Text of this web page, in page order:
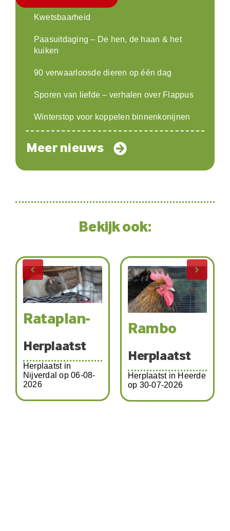
Kwetsbaarheid
Paasuitdaging – De hen, de haan & het
kuiken
90 verwaarloosde dieren op één dag
Sporen van liefde – verhalen over Flappus
Winterstop voor koppelen binnenkonijnen
Meer nieuws
Bekijk ook:
Rataplan-
Herplaatst
Herplaatst in
Nijverdal op 06-08-
2026
Rambo
Herplaatst
Herplaatst in Heerde
op 30-07-2026